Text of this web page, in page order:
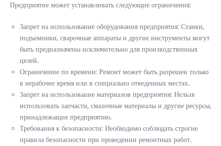
Предприятие может устанавливать следующие ограничения:
Запрет на использование оборудования предприятия: Станки,
подъемники, сварочные аппараты и другие инструменты могут
быть предназначены исключительно для производственных
целей.
Ограничение по времени: Ремонт может быть разрешен только
в нерабочее время или в специально отведенных местах.
Запрет на использование материалов предприятия: Нельзя
использовать запчасти, смазочные материалы и другие ресурсы,
принадлежащие предприятию.
Требования к безопасности: Необходимо соблюдать строгие
правила безопасности при проведении ремонтных работ.